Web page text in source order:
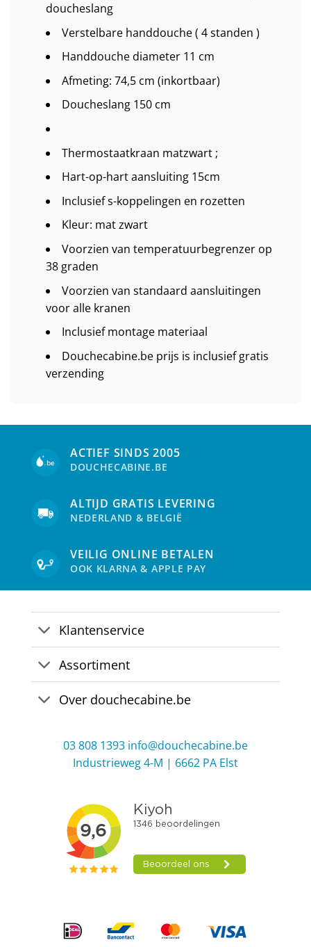
doucheslang
Verstelbare handdouche ( 4 standen )
Handdouche diameter 11 cm
Afmeting: 74,5 cm (inkortbaar)
Doucheslang 150 cm
Thermostaatkraan matzwart ;
Hart-op-hart aansluiting 15cm
Inclusief s-koppelingen en rozetten
Kleur: mat zwart
Voorzien van temperatuurbegrenzer op
38 graden
Voorzien van standaard aansluitingen
voor alle kranen
Inclusief montage materiaal
Douchecabine.be prijs is inclusief gratis
verzending
ACTIEF SINDS 2005
DOUCHECABINE.BE
ALTIJD GRATIS LEVERING
NEDERLAND & BELGIË
VEILIG ONLINE BETALEN
OOK KLARNA & APPLE PAY
Klantenservice
Assortiment
Over douchecabine.be
03 808 1393 info@douchecabine.be
Industrieweg 4-M | 6662 PA Elst